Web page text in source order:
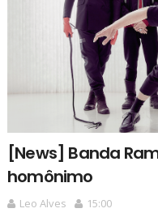
[News] Banda
homônimo
Leo Alves
15:00